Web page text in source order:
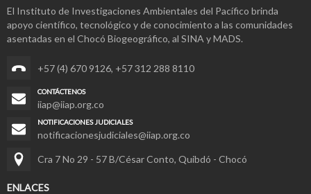
El Instituto de Investigaciones Ambientales del Pacífico brinda
apoyo científico, tecnológico y de conocimiento a las comunidades
asentadas en el Chocó Biogeográfico, al SINA y MADS.
+57 (4) 670 9126, +57 312 288 8110
CONTÁCTENOS
iiap@iiap.org.co
NOTIFICACIONES JUDICIALES
notificacionesjudiciales@iiap.org.co
Cra 7 No 29 - 57 B/César Conto, Quibdó - Chocó
ENLACES